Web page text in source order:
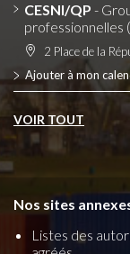
CESNI/QP -
professionnelles
2 Place de la
Ajouter à mon
VOIR TOUT
Nos sites
Listes des